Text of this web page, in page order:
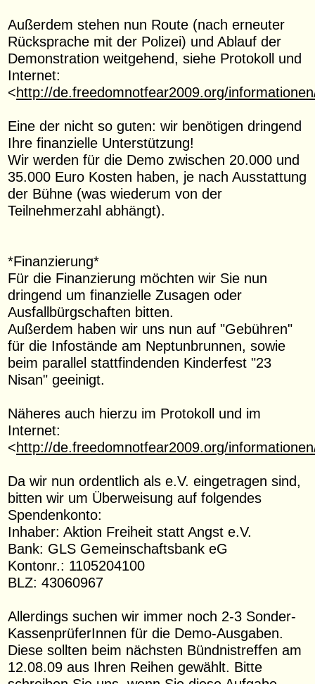
Außerdem stehen nun Route (nach erneuter
Rücksprache mit der Polizei) und Ablauf der
Demonstration weitgehend, siehe Protokoll und
Internet:
<http://de.freedomnotfear2009.org/
Eine der nicht so guten: wir benötigen dringend
Ihre finanzielle Unterstützung!
Wir werden für die Demo zwischen 20.000 und
35.000 Euro Kosten haben, je nach Ausstattung
der Bühne (was wiederum von der
Teilnehmerzahl abhängt).
*Finanzierung*
Für die Finanzierung möchten wir Sie nun
dringend um finanzielle Zusagen oder
Ausfallbürgschaften bitten.
Außerdem haben wir uns nun auf "Gebühren"
für die Infostände am Neptunbrunnen, sowie
beim parallel stattfindenden Kinderfest "23
Nisan" geeinigt.
Näheres auch hierzu im Protokoll und im
Internet:
<http://de.freedomnotfear2009.org/
Da wir nun ordentlich als e.V. eingetragen sind,
bitten wir um Überweisung auf folgendes
Spendenkonto:
Inhaber: Aktion Freiheit statt Angst e.V.
Bank: GLS Gemeinschaftsbank eG
Kontonr.: 1105204100
BLZ: 43060967
Allerdings suchen wir immer noch 2-3 Sonder-
KassenprüferInnen für die Demo-Ausgaben.
Diese sollten beim nächsten Bündnistreffen am
12.08.09 aus Ihren Reihen gewählt. Bitte